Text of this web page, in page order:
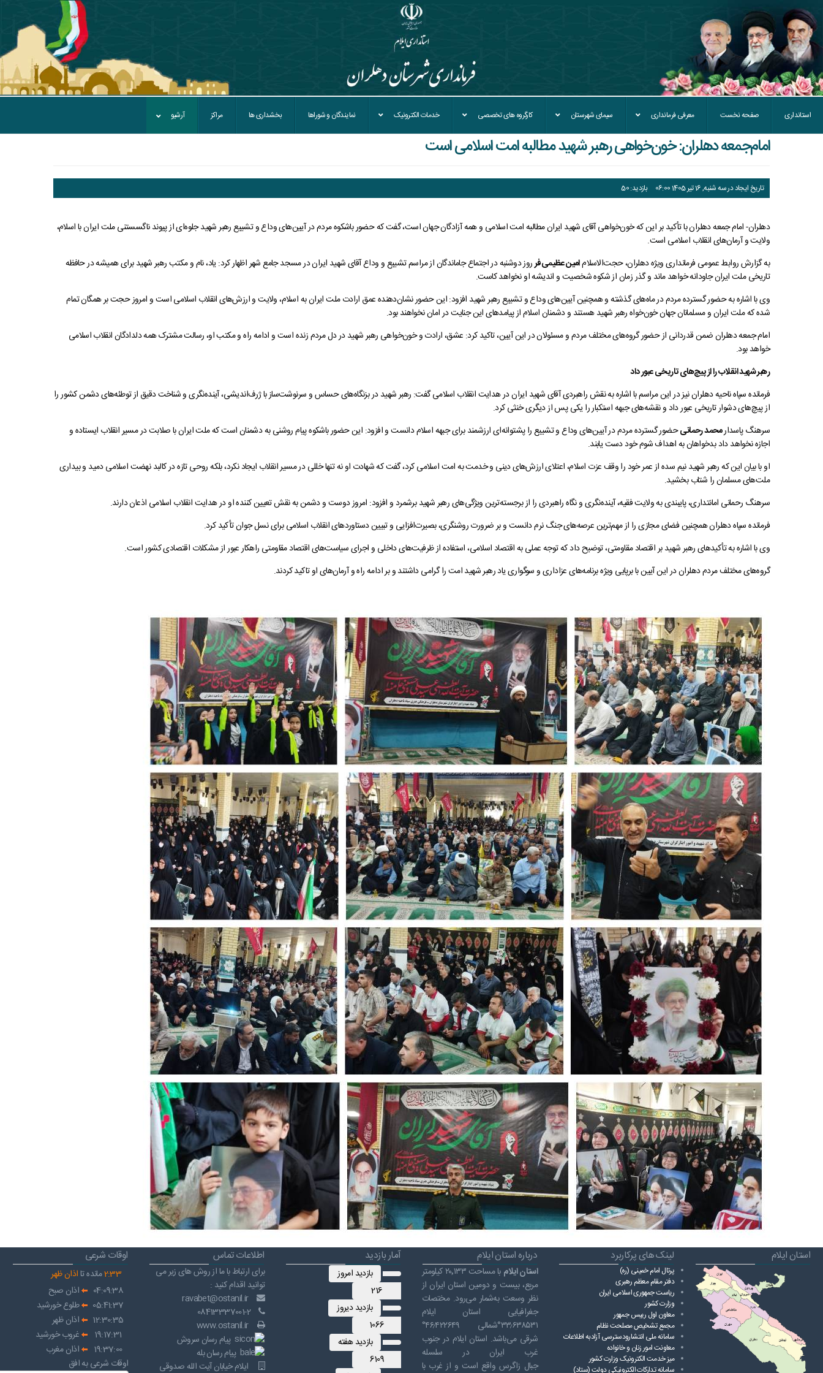
استانداری صفحه نخست معرفی فرمانداری سیمای شهرستان کارگروه های تخصصی خدمات الکترونیک نمایندگان و شوراها بخشداری ها مراکز آرشیو
امام‌جمعه دهلران: خون‌خواهی رهبر شهید مطالبه امت اسلامی است
تاریخ ایجاد در سه شنبه, 16 تیر 1405 06:00 بازدید: 50
دهلران- امام جمعه دهلران با تأکید بر این که خون‌خواهی آقای شهید ایران مطالبه امت اسلامی و همه آزادگان جهان است، گفت که حضور باشکوه مردم در آیین‌های وداع و تشییع رهبر شهید جلوه‌ای از پیوند ناگسستنی ملت ایران با اسلام،
ولایت و آرمان‌های انقلاب اسلامی است.
به گزارش روابط عمومی فرمانداری ویژه دهلران، حجت‌الاسلامامین عظیمی‌فرروز دوشنبه در اجتماع جاماندگان از مراسم تشییع و وداع آقای شهید ایران در مسجد جامع شهر اظهار کرد: یاد، نام و مکتب رهبر شهید برای همیشه در حافظه
تاریخی ملت ایران جاودانه خواهد ماند و گذر زمان از شکوه شخصیت و اندیشه او نخواهد کاست.
وی با اشاره به حضور گسترده مردم در ماه‌های گذشته و همچنین آیین‌های وداع و تشییع رهبر شهید افزود: این حضور نشان‌دهنده عمق ارادت ملت ایران به اسلام، ولایت و ارزش‌های انقلاب اسلامی است و امروز حجت بر همگان تمام
شده که ملت ایران و مسلمانان جهان خون‌خواه رهبر شهید هستند و دشمنان اسلام از پیامدهای این جنایت در امان نخواهند بود.
امام جمعه دهلران ضمن قدردانی از حضور گروه‌های مختلف مردم و مسئولان در این آیین، تاکید کرد: عشق، ارادت و خون‌خواهی رهبر شهید در دل مردم زنده است و ادامه راه و مکتب او، رسالت مشترک همه دلدادگان انقلاب اسلامی
خواهد بود.
رهبر شهید انقلاب را از پیچ‌های تاریخی عبور داد
فرمانده سپاه ناحیه دهلران نیز در این مراسم با اشاره به نقش راهبردی آقای شهید ایران در هدایت انقلاب اسلامی گفت: رهبر شهید در بزنگاه‌های حساس و سرنوشت‌ساز با ژرف‌اندیشی، آینده‌نگری و شناخت دقیق از توطئه‌های دشمن کشور را
از پیچ‌های دشوار تاریخی عبور داد و نقشه‌های جبهه استکبار را یکی پس از دیگری خنثی کرد.
سرهنگ پاسدارمحمد رحمانیحضور گسترده مردم در آیین‌های وداع و تشییع را پشتوانه‌ای ارزشمند برای جبهه اسلام دانست و افزود: این حضور باشکوه پیام روشنی به دشمنان است که ملت ایران با صلابت در مسیر انقلاب ایستاده و
اجازه نخواهد داد بدخواهان به اهداف شوم خود دست یابند.
او با بیان این‌ که رهبر شهید نیم‌ سده از عمر خود را وقف عزت اسلام، اعتلای ارزش‌های دینی و خدمت به امت اسلامی کرد، گفت که شهادت او نه‌ تنها خللی در مسیر انقلاب ایجاد نکرد، بلکه روحی تازه در کالبد نهضت اسلامی دمید و بیداری
ملت‌های مسلمان را شتاب بخشید.
سرهنگ رحمانی امانتداری، پایبندی به ولایت فقیه، آینده‌نگری و نگاه راهبردی را از برجسته‌ترین ویژگی‌های رهبر شهید برشمرد و افزود: امروز دوست و دشمن به نقش تعیین‌ کننده او در هدایت انقلاب اسلامی اذعان دارند.
فرمانده سپاه دهلران همچنین فضای مجازی را از مهم‌ترین عرصه‌های جنگ نرم دانست و بر ضرورت روشنگری، بصیرت‌افزایی و تبیین دستاوردهای انقلاب اسلامی برای نسل جوان تأکید کرد.
وی با اشاره به تأکیدهای رهبر شهید بر اقتصاد مقاومتی، توضیح داد که توجه عملی به اقتصاد اسلامی، استفاده از ظرفیت‌های داخلی و اجرای سیاست‌های اقتصاد مقاومتی راهکار عبور از مشکلات اقتصادی کشور است.
گروه‌های مختلف مردم دهلران در این آیین با برپایی ویژه برنامه‌های عزاداری و سوگواری یاد رهبر شهید امت را گرامی داشتند و بر ادامه راه و آرمان‌های او تاکید کردند.
استان ایلام لینک های پرکاربرد
پرتال امام خمینی (ره)
دفتر مقام معظم رهبری
ریاست ‌جمهوری اسلامی ایران
وزارت کشور
معاون اول رییس جمهور
مجمع تشخیص مصلحت نظام
سامانه ملی انتشارودسترسی آزادبه اطلاعات
معاونت امور زنان و خانواده
میز خدمت الکترونیک وزارت کشور
سامانه تدارکات الکترونیکی دولت (ستاد)
درباره استان ایلام
استان ایلام
با مساحت ۲۰٬۱۳۳ کیلومتر
مربع، بیست و دومین استان ایران از
نظر وسعت به‌شمار می‌رود. مختصات
جغرافیایی استان ایلام
۳۳٫۶۳۸۵۳۱°شمالی ۴۶٫۴۲۲۶۴۹°
شرقی می‌باشد. استان ایلام در جنوب
غرب ایران در سلسله
جبال زاگرس واقع است و از غرب با
آمار بازدید
بازدید امروز
216
بازدید دیروز
1066
بازدید هفته
6109
اطلاعات تماس
برای ارتباط با ما از روش های زیر می
توانید اقدام کنید :
ravabet@ostanil.ir
www.ostanil.ir
پیام رسان سروش
پیام رسان بله
ایلام خیابان آیت الله صدوقی
اوقات شرعی
2:33 مانده تااذان ظهر
04:09:38
اذان صبح
05:41:37
طلوع خورشید
12:30:35
اذان ظهر
19:17:31
غروب خورشید
19:37:00
اذان مغرب
اوقات شرعی به افق